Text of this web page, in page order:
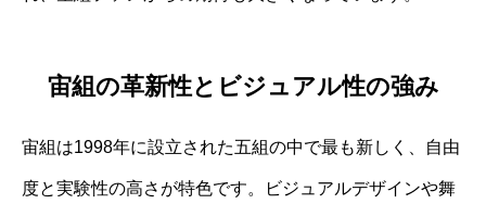
宙組の革新性とビジュアル性の強み
宙組は1998年に設立された五組の中で最も新しく、自由
度と実験性の高さが特色です。ビジュアルデザインや舞